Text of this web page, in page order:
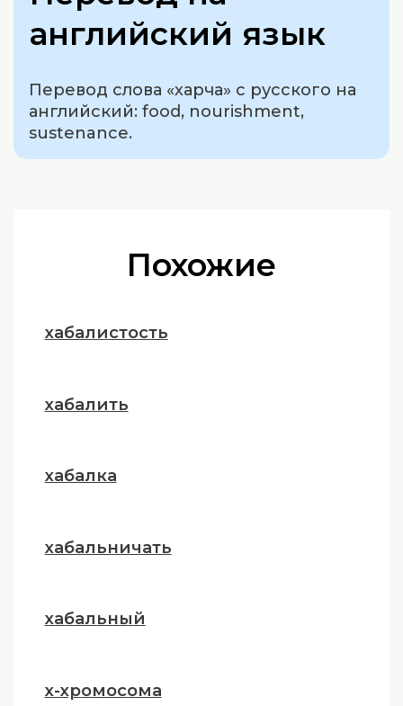
английский язык
Перевод слова «харча» с русского на
английский: food, nourishment,
sustenance.
Похожие
хабалистость
хабалить
хабалка
хабальничать
хабальный
х-хромосома